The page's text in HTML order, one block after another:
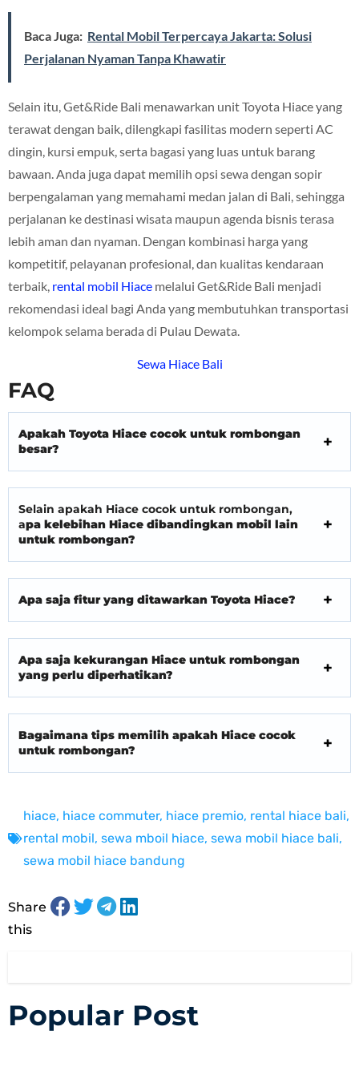
Baca Juga: Rental Mobil Terpercaya Jakarta: Solusi
Perjalanan Nyaman Tanpa Khawatir
Selain itu, Get&Ride Bali menawarkan unit Toyota Hiace yang
terawat dengan baik, dilengkapi fasilitas modern seperti AC
dingin, kursi empuk, serta bagasi yang luas untuk barang
bawaan. Anda juga dapat memilih opsi sewa dengan sopir
berpengalaman yang memahami medan jalan di Bali, sehingga
perjalanan ke destinasi wisata maupun agenda bisnis terasa
lebih aman dan nyaman. Dengan kombinasi harga yang
kompetitif, pelayanan profesional, dan kualitas kendaraan
terbaik, rental mobil Hiace melalui Get&Ride Bali menjadi
rekomendasi ideal bagi Anda yang membutuhkan transportasi
kelompok selama berada di Pulau Dewata.
Sewa Hiace Bali
FAQ
Apakah Toyota Hiace cocok untuk rombongan
besar?
Selain apakah Hiace cocok untuk rombongan,
apa kelebihan Hiace dibandingkan mobil lain
untuk rombongan?
Apa saja fitur yang ditawarkan Toyota Hiace?
Apa saja kekurangan Hiace untuk rombongan
yang perlu diperhatikan?
Bagaimana tips memilih apakah Hiace cocok
untuk rombongan?
hiace, hiace commuter, hiace premio, rental hiace bali,
rental mobil, sewa mboil hiace, sewa mobil hiace bali,
sewa mobil hiace bandung
Share
this
Popular Post